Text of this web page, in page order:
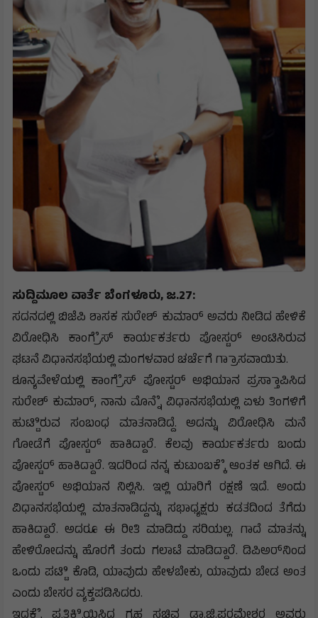
ಸುದ್ದಿಮೂಲ ವಾರ್ತೆ ಬೆಂಗಳೂರು, ಜ.27:
ಸದನದಲ್ಲಿ ಬಿಜೆಪಿ ಶಾಸಕ ಸುರೇಶ್ ಕುಮಾರ್ ಅವರು ನೀಡಿದ ಹೇಳಿಕೆ
ವಿರೋಧಿಸಿ ಕಾಂಗ್ರೆೆಸ್ ಕಾರ್ಯಕರ್ತರು ಪೋಸ್ಟರ್ ಅಂಟಿಸಿರುವ
ಘಟನೆ ವಿಧಾನಸಭೆಯಲ್ಲಿ ಮಂಗಳವಾರ ಚರ್ಚೆಗೆ ಗ್ರಾಾಸವಾಯಿತು.
ಶೂನ್ಯವೇಳೆಯಲ್ಲಿ ಕಾಂಗ್ರೆೆಸ್ ಪೋಸ್ಟರ್ ಅಭಿಯಾನ ಪ್ರಸ್ತಾಾಪಿಸಿದ
ಸುರೇಶ್ ಕುಮಾರ್, ನಾನು ಮೊನ್ನೆೆ ವಿಧಾನಸಭೆಯಲ್ಲಿ ಏಳು ತಿಂಗಳಿಗೆ
ಹುಟ್ಟಿಿರುವ ಸಂಬಂಧ ಮಾತನಾಡಿದ್ದೆ. ಅದನ್ನು ವಿರೋಧಿಸಿ ಮನೆ
ಗೋಡೆಗೆ ಪೋಸ್ಟರ್ ಹಾಕಿದ್ದಾರೆ. ಕೆಲವು ಕಾರ್ಯಕರ್ತರು ಬಂದು
ಪೋಸ್ಟರ್ ಹಾಕಿದ್ದಾರೆ. ಇದರಿಂದ ನನ್ನ ಕುಟುಂಬಕ್ಕೆೆ ಆಂತಕ ಆಗಿದೆ. ಈ
ಪೋಸ್ಟರ್ ಅಭಿಯಾನ ನಿಲ್ಲಿಸಿ. ಇಲ್ಲಿ ಯಾರಿಗೆ ರಕ್ಷಣೆ ಇದೆ. ಅಂದು
ವಿಧಾನಸಭೆಯಲ್ಲಿ ಮಾತನಾಡಿದ್ದನ್ನು ಸಭಾಧ್ಯಕ್ಷರು ಕಡತದಿಂದ ತೆಗೆದು
ಹಾಕಿದ್ದಾರೆ. ಅದರೂ ಈ ರೀತಿ ಮಾಡಿದ್ದು ಸರಿಯಲ್ಲ. ಗಾದೆ ಮಾತನ್ನು
ಹೇಳಿರೋದನ್ನು ಹೊರಗೆ ತಂದು ಗಲಾಟೆ ಮಾಡಿದ್ದಾರೆ. ಡಿಪಿಅರ್‌ನಿಂದ
ಒಂದು ಪಟ್ಟಿಿ ಕೊಡಿ, ಯಾವುದು ಹೇಳಬೇಕು, ಯಾವುದು ಬೇಡ ಅಂತ
ಎಂದು ಬೇಸರ ವ್ಯಕ್ತಪಡಿಸಿದರು.